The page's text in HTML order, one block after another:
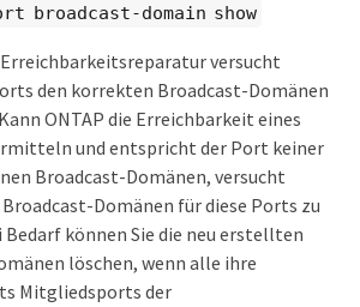
broadcast-domain show
versucht
den korrekten Broadcast-Domänen
ONTAP die Erreichbarkeit eines
und entspricht der Port keiner
Broadcast-Domänen, versucht
Broadcast-Domänen für diese Ports zu
können Sie die neu erstellten
löschen, wenn alle ihre
Mitgliedsports der